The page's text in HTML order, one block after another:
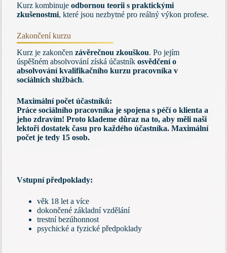
Kurz kombinujeodbornou teorii s praktickými
zkušenostmi, které jsou nezbytné pro reálný výkon profese.
Zakončení kurzu
Kurz je zakončenzávěrečnou zkouškou. Po jejím
úspěšném absolvování získá účastníkosvědčení o
absolvování kvalifikačního kurzu pracovníka v
sociálních službách.
Maximální počet účastníků:
Práce sociálního pracovníka je spojena s péčí o klienta a
jeho zdravím! Proto klademe důraz na to, aby měli naši
lektoři dostatek času pro každého účastníka. Maximální
počet je tedy 15 osob.
Vstupní předpoklady:
věk 18 let a více
dokončené základní vzdělání
trestní bezúhonnost
psychické a fyzické předpoklady